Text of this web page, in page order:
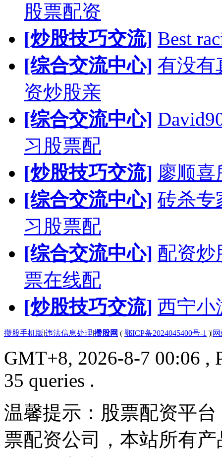
股票配资
[炒股技巧交流] Best
[综合交流中心] 有没有
资炒股亲
[综合交流中心]
习股票配
[炒股技巧交流] 廖顺
[综合交流中心] 砖杀专
习股票配
[综合交流中心] 配资炒
票在线配
[炒股技巧交流] 西宁小
攒股手机版|违法信息处理|攒股网 ( 鄂ICP备2024045400号-1 )|
GMT+8, 2026-8-7 00:06 ,
35 queries .
温馨提示：股票配资平
票配资公司，本站所有